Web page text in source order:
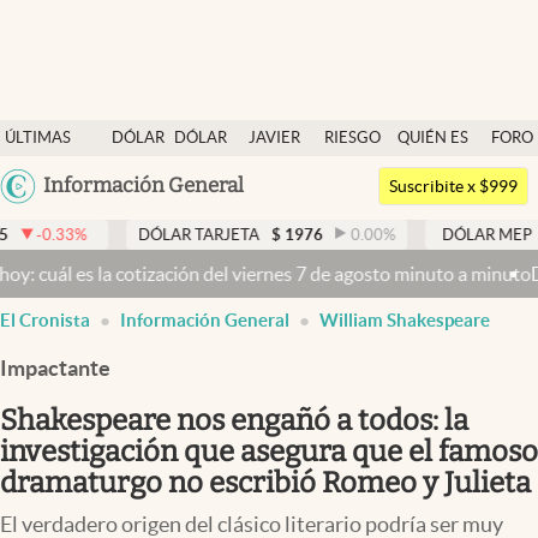
ÚLTIMAS
NOTICIAS
DÓLAR
DÓLAR
JAVIER
RIESGO
QUIÉN ES
QUIÉN
FORO
Argentina
México
Colombia
Información General
Dólar
Members
Economía y Política
Finanzas y Mercados
Mercados Online
Negocios
Columnistas
Otras secciones
Suscribite x $999
DÓLAR TARJETA $ 1976 0.00 % DÓLAR MEP 1525,84
del viernes 7 de agosto minuto a minutoDólar hoy y
El Cronista Información General William Shakespeare
Impactante
Shakespeare nos engañó a todos: la
investigación que asegura que el famoso
dramaturgo no escribió Romeo y Julieta
El verdadero origen del clásico literario podría ser muy